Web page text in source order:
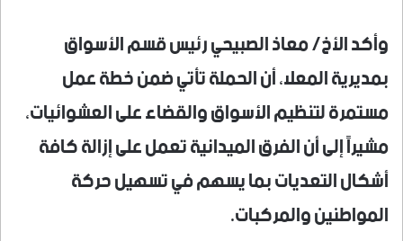
وأكد الأخ/ معاذ الصبيحي رئيس قسم الأسواق
بمديرية المعلا، أن الحملة تأتي ضمن خطة عمل
مستمرة لتنظيم الأسواق والقضاء على العشوائيات،
مشيراً إلى أن الفرق الميدانية تعمل على إزالة كافة
أشكال التعديات بما يسهم في تسهيل حركة
المواطنين والمركبات.